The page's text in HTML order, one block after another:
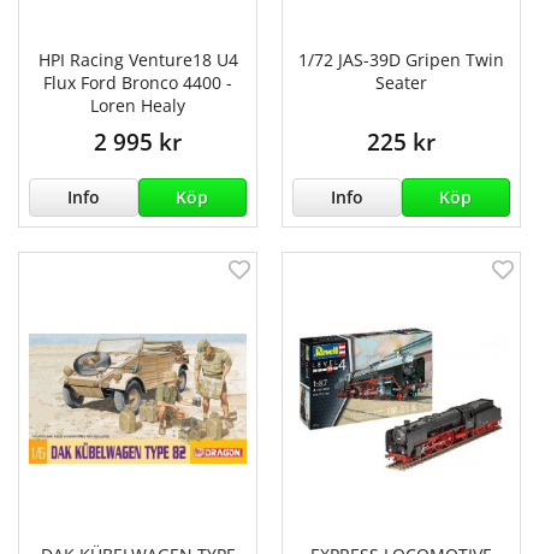
HPI Racing Venture18 U4
Flux Ford Bronco 4400 -
Loren Healy
2 995 kr
Info Köp
1/72 JAS-39D Gripen Twin
Seater
225 kr
Info Köp